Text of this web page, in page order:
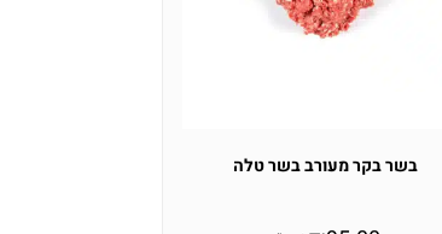
בשר בקר מעורב בשר טלה